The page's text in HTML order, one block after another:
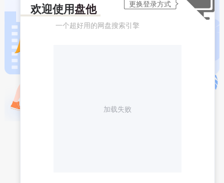
欢迎使用盘他
一个超好用的网盘搜索引擎
加载失败